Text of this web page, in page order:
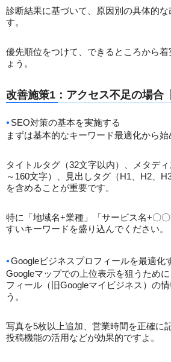
診断結果に基づいて、原因別の具体的
す。
優先順位をつけて、できるところから
ょう。
改善施策1：アクセス不足の場合
SEO対策の基本を実施する
まずは基本的なキーワード最適化から始
タイトルタグ（32文字以内）、メタデ
～160文字）、見出しタグ（H1、H2、
を含めることが重要です。
特に「地域名+業種」「サービス名+〇
すいキーワードを盛り込んでください。
Googleビジネスプロフィールを最適化
Googleマップでの上位表示を狙うため
フィール（旧Googleマイビジネス）の
う。
写真を5枚以上追加、営業時間を正確に
投稿機能の活用などが効果的ですよ。